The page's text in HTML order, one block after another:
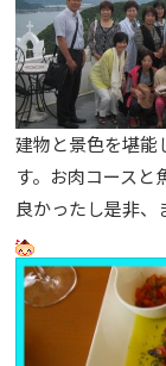
建物と景色を堪能
す。お肉コースと
良かったし是非、